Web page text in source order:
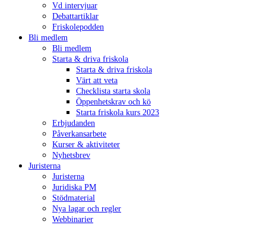
Vd intervjuar
Debattartiklar
Friskolepodden
Bli medlem
Bli medlem
Starta & driva friskola
Starta & driva friskola
Värt att veta
Checklista starta skola
Öppenhetskrav och kö
Starta friskola kurs 2023
Erbjudanden
Påverkansarbete
Kurser & aktiviteter
Nyhetsbrev
Juristerna
Juristerna
Juridiska PM
Stödmaterial
Nya lagar och regler
Webbinarier